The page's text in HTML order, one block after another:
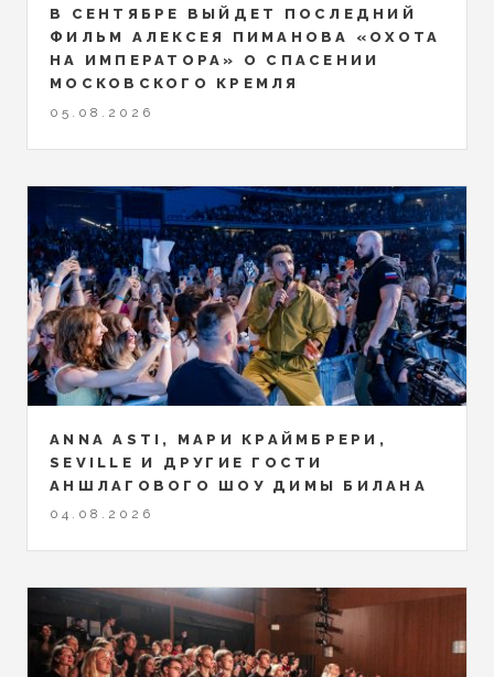
В СЕНТЯБРЕ ВЫЙДЕТ ПОСЛЕДНИЙ
ФИЛЬМ АЛЕКСЕЯ ПИМАНОВА «ОХОТА
НА ИМПЕРАТОРА» О СПАСЕНИИ
МОСКОВСКОГО КРЕМЛЯ
05.08.2026
ANNA ASTI, МАРИ КРАЙМБРЕРИ,
SEVILLE И ДРУГИЕ ГОСТИ
АНШЛАГОВОГО ШОУ ДИМЫ БИЛАНА
04.08.2026